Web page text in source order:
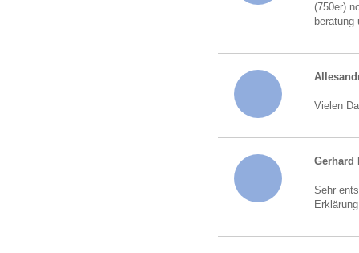
(750er)
Vielen
Gerhard
Sehr